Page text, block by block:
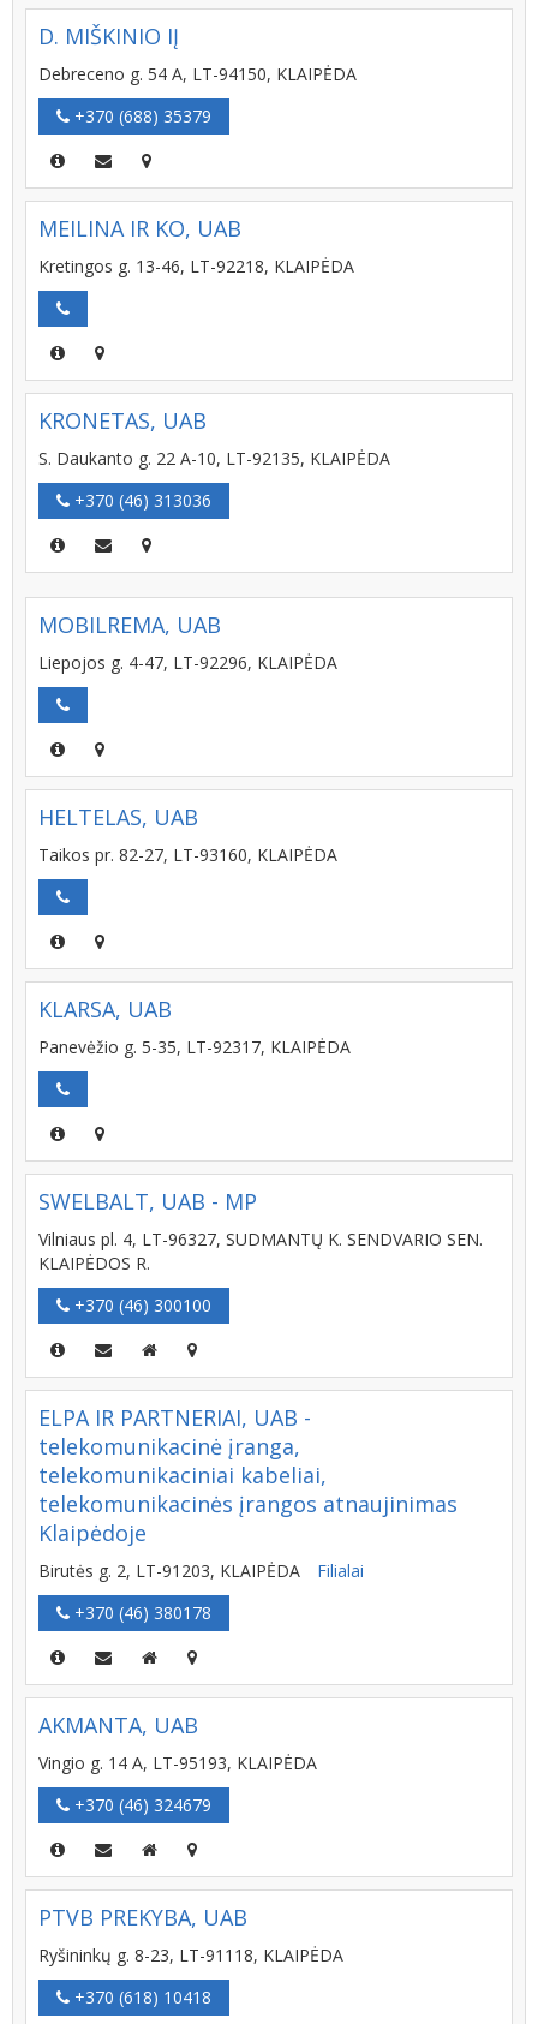
D. MIŠKINIO IĮ
Debreceno g. 54 A, LT-94150, KLAIPĖDA
+370 (688) 35379
MEILINA IR KO, UAB
Kretingos g. 13-46, LT-92218, KLAIPĖDA
KRONETAS, UAB
S. Daukanto g. 22 A-10, LT-92135, KLAIPĖDA
+370 (46) 313036
MOBILREMA, UAB
Liepojos g. 4-47, LT-92296, KLAIPĖDA
HELTELAS, UAB
Taikos pr. 82-27, LT-93160, KLAIPĖDA
KLARSA, UAB
Panevėžio g. 5-35, LT-92317, KLAIPĖDA
SWELBALT, UAB - MP
Vilniaus pl. 4, LT-96327, SUDMANTŲ K. SENDVARIO SEN.
KLAIPĖDOS R.
+370 (46) 300100
ELPA IR PARTNERIAI, UAB -
telekomunikacinė įranga,
telekomunikaciniai kabeliai,
telekomunikacinės įrangos atnaujinimas
Klaipėdoje
Birutės g. 2, LT-91203, KLAIPĖDA
Filialai
+370 (46) 380178
AKMANTA, UAB
Vingio g. 14 A, LT-95193, KLAIPĖDA
+370 (46) 324679
PTVB PREKYBA, UAB
Ryšininkų g. 8-23, LT-91118, KLAIPĖDA
+370 (618) 10418